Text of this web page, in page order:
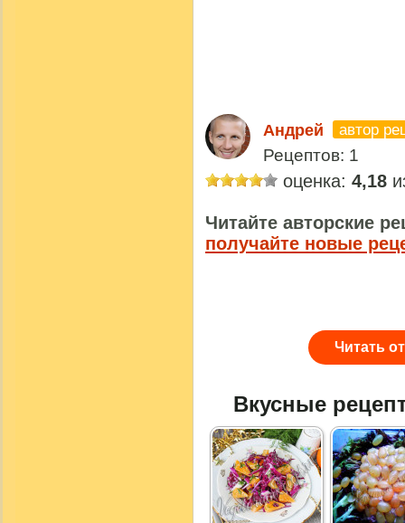
Андрей автор
Рецептов: 1
оценка: 4,18
Читайте авторские
получайте новые
Читать
Вкусные